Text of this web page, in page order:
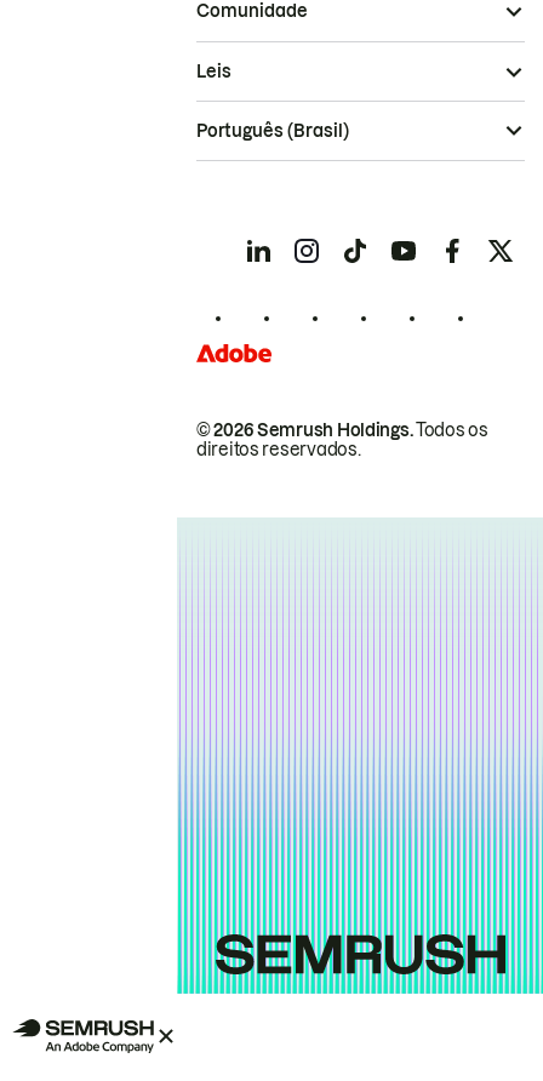
Comunidade
© 2026 Semrush Holdings.Todos os
direitos reservados.
Leis
Português (Brasil)